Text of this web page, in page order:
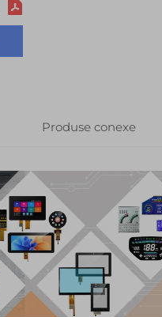
Produse conexe